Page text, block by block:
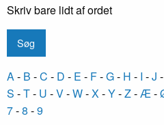
Skriv bare lidt af ordet
A- B -C - D - E - F-G- H - I -J -
S -T- U -V-W-X-Y-Z-Æ-
7-8 -9